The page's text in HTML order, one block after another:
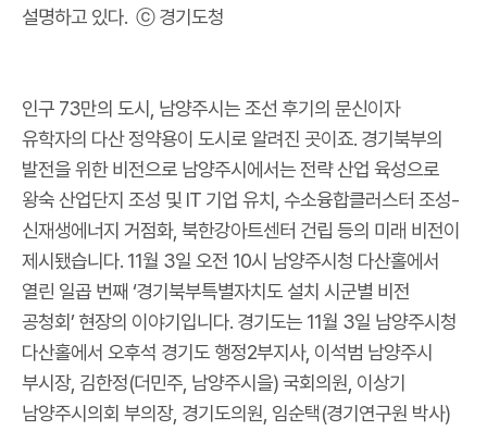
설명하고 있다. ⓒ 경기도청
인구 73만의 도시, 남양주시는 조선 후기의 문신이자
유학자의 다산 정약용이 도시로 알려진 곳이죠. 경기북부의
발전을 위한 비전으로 남양주시에서는 전략 산업 육성으로
왕숙 산업단지 조성 및 IT 기업 유치, 수소융합클러스터 조성-
신재생에너지 거점화, 북한강아트센터 건립 등의 미래 비전이
제시됐습니다. 11월 3일 오전 10시 남양주시청 다산홀에서
열린 일곱 번째 ‘경기북부특별자치도 설치 시군별 비전
공청회’ 현장의 이야기입니다. 경기도는 11월 3일 남양주시청
다산홀에서 오후석 경기도 행정2부지사, 이석범 남양주시
부시장, 김한정(더민주, 남양주시을) 국회의원, 이상기
남양주시의회 부의장, 경기도의원, 임순택(경기연구원 박사)